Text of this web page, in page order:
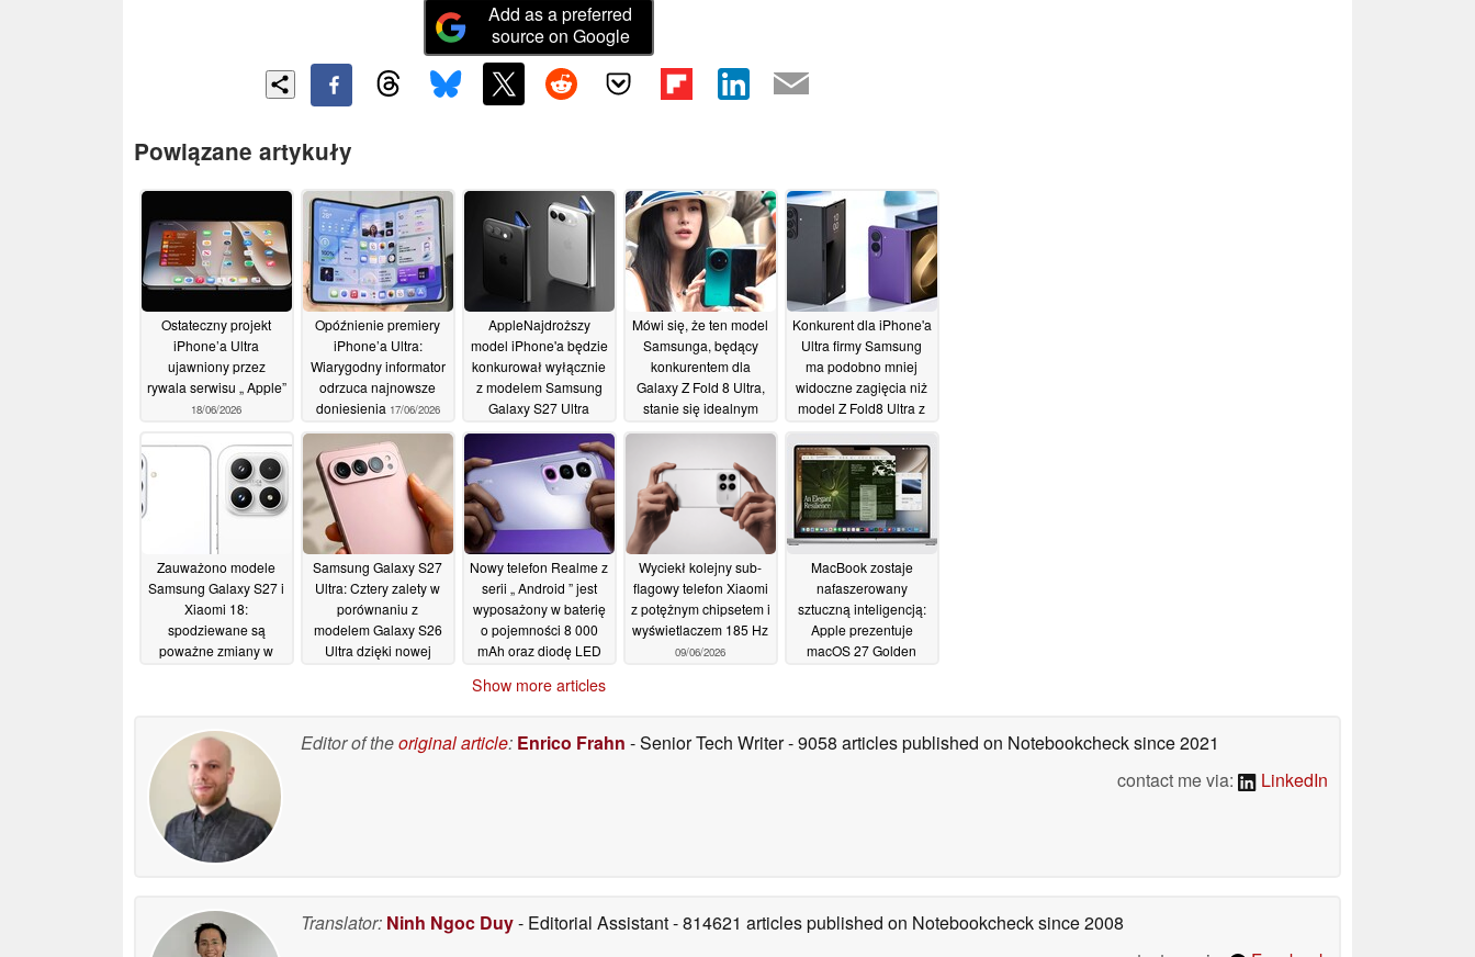
Add as a preferred
source on Google
Powiązane artykuły
Ostateczny projekt
iPhone’a Ultra
ujawniony przez
rywala serwisu „ Apple”
18/06/2026
Opóźnienie premiery
iPhone’a Ultra:
Wiarygodny informator
odrzuca najnowsze
doniesienia 17/06/2026
AppleNajdroższy
model iPhone'a będzie
konkurował wyłącznie
z modelem Samsung
Galaxy S27 Ultra
15/06/2026
Mówi się, że ten model
Samsunga, będący
konkurentem dla
Galaxy Z Fold 8 Ultra,
stanie się idealnym
Konkurent dla iPhone'a
Ultra firmy Samsung
ma podobno mniej
widoczne zagięcia niż
model Z Fold8 Ultra z
grubszej warstwie UTG
15/06/2026
Zauważono modele
Samsung Galaxy S27 i
Xiaomi 18:
spodziewane są
poważne zmiany w
Samsung Galaxy S27
Ultra: Cztery zalety w
porównaniu z
modelem Galaxy S26
Ultra dzięki nowej
Nowy telefon Realme z
serii „ Android ” jest
wyposażony w baterię
o pojemności 8 000
mAh oraz diodę LED
Wyciekł kolejny sub-
flagowy telefon Xiaomi
z potężnym chipsetem i
wyświetlaczem 185 Hz
09/06/2026
MacBook zostaje
nafaszerowany
sztuczną inteligencją:
Apple prezentuje
macOS 27 Golden
Show more articles
Editor of theoriginal article: Enrico Frahn - Senior Tech Writer- 9058 articles published on Notebookchecksince 2021
contact me via:
LinkedIn
Translator: Ninh Ngoc Duy- Editorial Assistant- 814621 articles published on Notebookchecksince 2008